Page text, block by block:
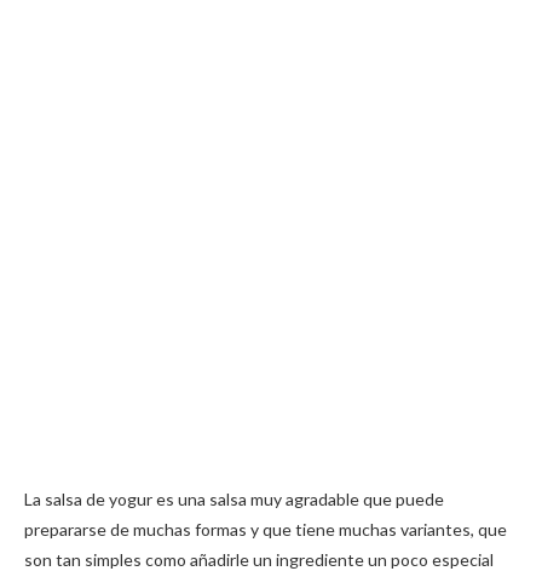
La salsa de yogur es una salsa muy agradable que puede
prepararse de muchas formas y que tiene muchas variantes, que
son tan simples como añadirle un ingrediente un poco especial